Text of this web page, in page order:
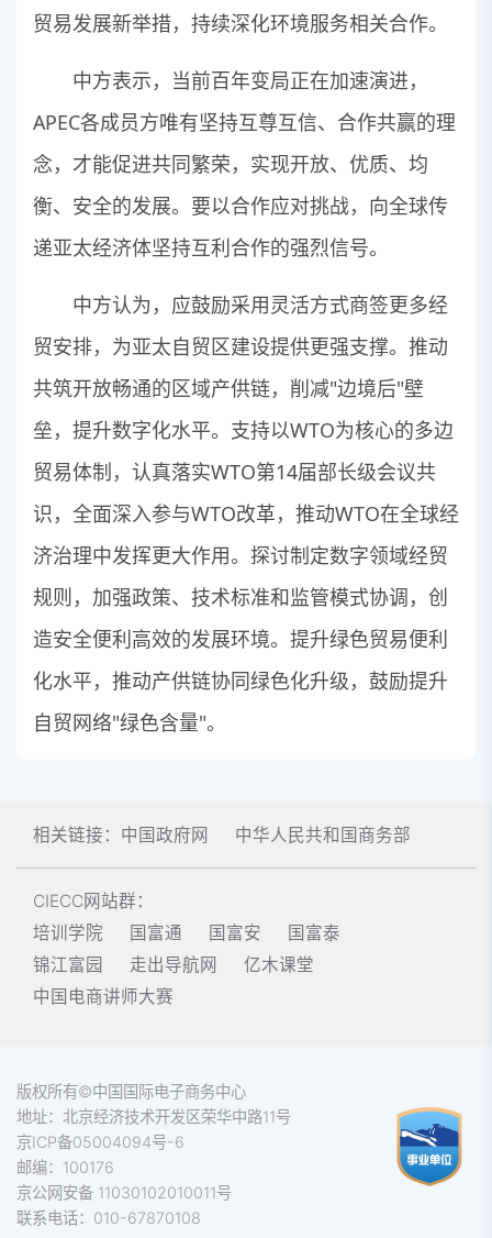
贸易发展新举措，持续深化环境服务相关合作。
中方表示，当前百年变局正在加速演进，
APEC各成员方唯有坚持互尊互信、合作共赢的理
念，才能促进共同繁荣，实现开放、优质、均
衡、安全的发展。要以合作应对挑战，向全球传
递亚太经济体坚持互利合作的强烈信号。
中方认为，应鼓励采用灵活方式商签更多经
贸安排，为亚太自贸区建设提供更强支撑。推动
共筑开放畅通的区域产供链，削减"边境后"壁
垒，提升数字化水平。支持以WTO为核心的多边
贸易体制，认真落实WTO第14届部长级会议共
识，全面深入参与WTO改革，推动WTO在全球经
济治理中发挥更大作用。探讨制定数字领域经贸
规则，加强政策、技术标准和监管模式协调，创
造安全便利高效的发展环境。提升绿色贸易便利
化水平，推动产供链协同绿色化升级，鼓励提升
自贸网络"绿色含量"。
相关链接： 中国政府网 中华人民共和国商务部
CIECC网站群：
培训学院
国富通 国富安
国富泰
锦江富园
走出导航网
亿木课堂
中国电商讲师大赛
版权所有©中国国际电子商务中心
地址：北京经济技术开发区荣华中路11号
京ICP备05004094号-6
邮编：100176
京公网安备 11030102010011号
联系电话：010-67870108